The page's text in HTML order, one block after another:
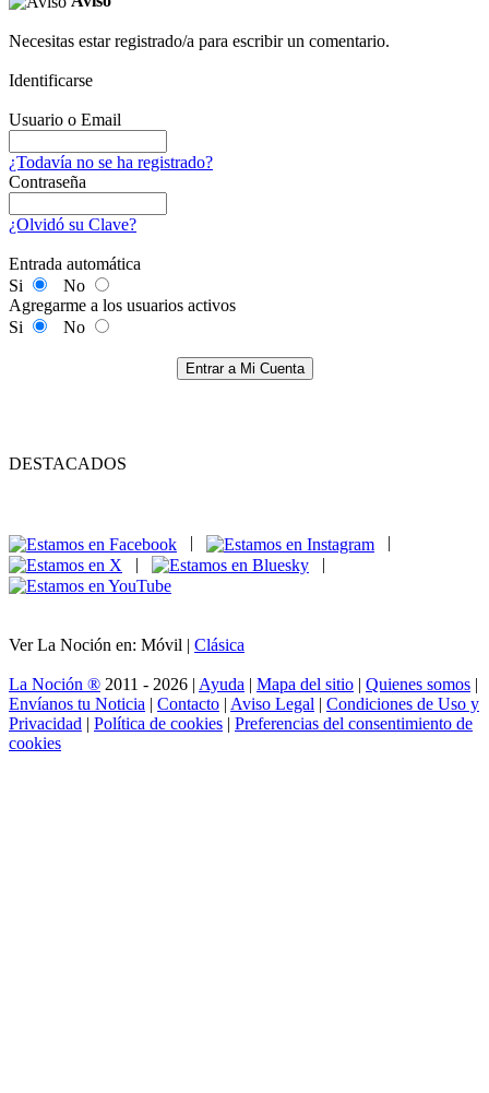
Necesitas estar registrado/a para escribir un comentario.
Identificarse
Usuario o Email
¿Todavía no se ha registrado?
Contraseña
¿Olvidó su Clave?
Entrada automática
Si
No
Agregarme a los usuarios activos
Si
No
Entrar a Mi Cuenta
DESTACADOS
|
|
Ver La Noción en: Móvil | Clásica
La Noción ® 2011 - 2026 | Ayuda | Mapa del sitio | Quienes somos |
Envíanos tu Noticia | Contacto | Aviso Legal | Condiciones de Uso y
Privacidad | Política de cookies | Preferencias del consentimiento de
cookies